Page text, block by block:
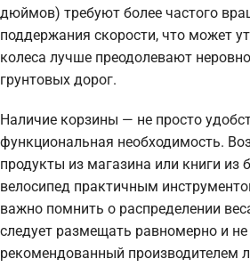
дюймов) требуют более частого
поддержания скорости, что может
колеса лучше преодолевают
грунтовых дорог.
Наличие корзины — не просто
функциональная необходимость.
продукты из магазина или книги из
велосипед практичным
важно помнить о распределении
следует размещать равномерно и
рекомендованный производителем